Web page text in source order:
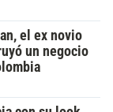
el ex novio
un negocio